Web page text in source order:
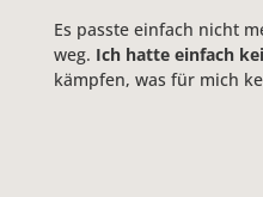
Es passte einfach nicht
weg. Ich hatte einfach
kämpfen, was für mich